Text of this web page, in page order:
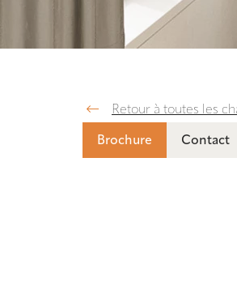
Retour à toutes les
Brochure
Contact